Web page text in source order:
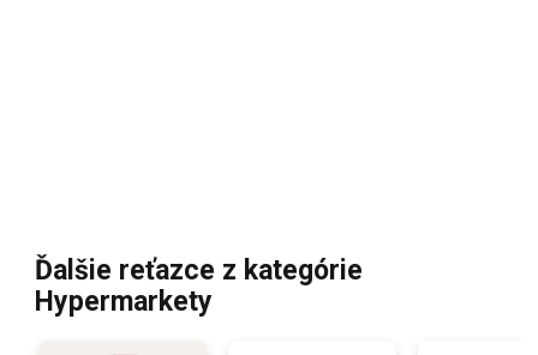
Ďalšie reťazce z kategórie
Hypermarkety